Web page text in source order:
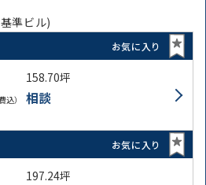
準ビル)
お気に入り
158.70坪
込） 相談
お気に入り
197.24坪